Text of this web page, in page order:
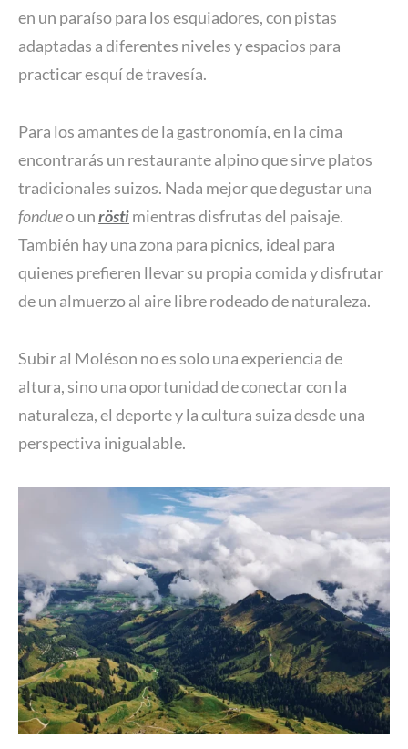
en un paraíso para los esquiadores, con pistas
adaptadas a diferentes niveles y espacios para
practicar esquí de travesía.
Para los amantes de la gastronomía, en la cima
encontrarás un restaurante alpino que sirve platos
tradicionales suizos. Nada mejor que degustar una
fondueo unröstimientras disfrutas del paisaje.
También hay una zona para picnics, ideal para
quienes prefieren llevar su propia comida y disfrutar
de un almuerzo al aire libre rodeado de naturaleza.
Subir al Moléson no es solo una experiencia de
altura, sino una oportunidad de conectar con la
naturaleza, el deporte y la cultura suiza desde una
perspectiva inigualable.